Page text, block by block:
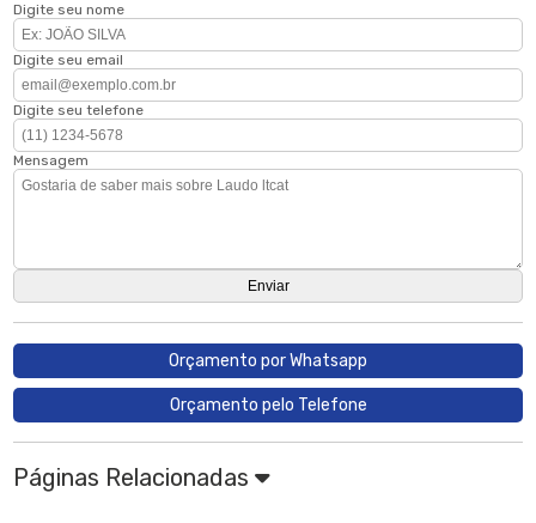
Digite seu nome
Digite seu email
Digite seu telefone
Mensagem
Orçamento por Whatsapp
Orçamento pelo Telefone
Páginas Relacionadas